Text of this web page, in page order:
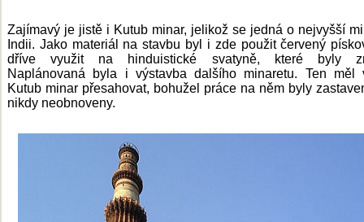
Zajímavý je jistě i Kutub minar, jelikož se jedná o nejvyšší
Indii. Jako materiál na stavbu byl i zde použit červený
dříve využit na hinduistické svatyně, které byly
Naplánovaná byla i výstavba dalšího minaretu. Ten měl
Kutub minar přesahovat, bohužel práce na něm byly
nikdy neobnoveny.